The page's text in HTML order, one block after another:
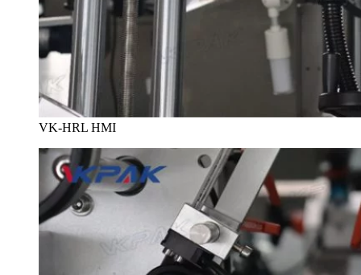
VK-HRL HMI